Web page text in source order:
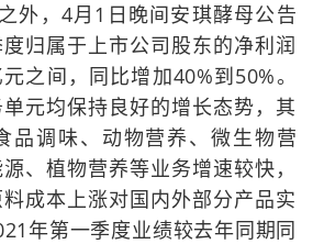
外，4月1日晚间安琪酵母公告
归属于上市公司股东的净利润
之间，同比增加40%到50%。
元均保持良好的增长态势，其
品调味、动物营养、微生物营
、植物营养等业务增速较快，
成本上涨对国内外部分产品实
年第一季度业绩较去年同期同